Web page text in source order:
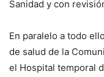
Sanidad y con
En paralelo a todo
de salud de la
el Hospital temporal